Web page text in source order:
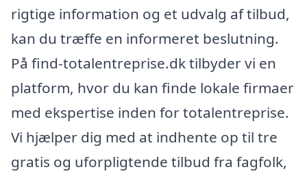
rigtige information og et udvalg af tilbud,
kan du træffe en informeret beslutning.
På find-totalentreprise.dk tilbyder vi en
platform, hvor du kan finde lokale firmaer
med ekspertise inden for totalentreprise.
Vi hjælper dig med at indhente op til tre
gratis og uforpligtende tilbud fra fagfolk,